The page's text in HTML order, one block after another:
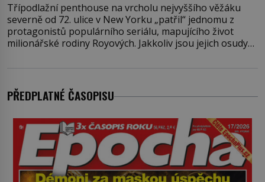
Třípodlažní penthouse na vrcholu nejvyššího věžáku
severně od 72. ulice v New Yorku „patřil“ jednomu z
protagonistů populárního seriálu, mapujícího život
milionářské rodiny Royových. Jakkoliv jsou jejich osudy
jenom jednou z nemovitostí
PŘEDPLATNÉ ČASOPISU